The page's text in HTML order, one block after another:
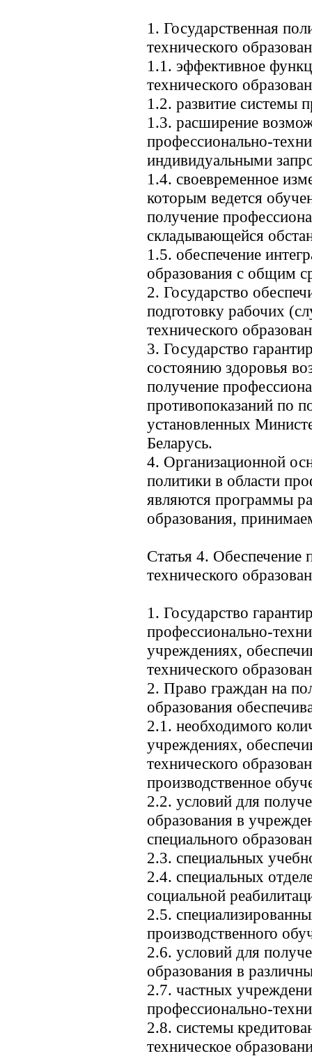
1. Государственная
технического
1.1. эффективное
технического
1.2. развитие системы
1.3. расширение
профессионально-
индивидуальными
1.4. своевременное
которым ведется
получение
складывающейся
1.5. обеспечение
образования с общим
2. Государство
подготовку рабочих
технического
3. Государство
состоянию здоровья
получение
противопоказаний по
установленных
Беларусь.
4. Организационной
политики в области
являются программы
образования,
Статья 4. Обеспечение
технического
1. Государство
профессионально-
учреждениях,
технического
2. Право граждан на
образования
2.1. необходимого
учреждениях,
технического
производственное
2.2. условий для
образования в
специального
2.3. специальных
2.4. специальных
социальной
2.5.
производственного
2.6. условий для
образования в
2.7. частных
профессионально-
2.8. системы
техническое